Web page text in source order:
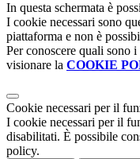
In questa schermata è
I cookie necessari sono
piattaforma e non è
Per conoscere quali sono
visionare la COOKIE
Cookie necessari per il
I cookie necessari per il
disabilitati. È possibile
policy.